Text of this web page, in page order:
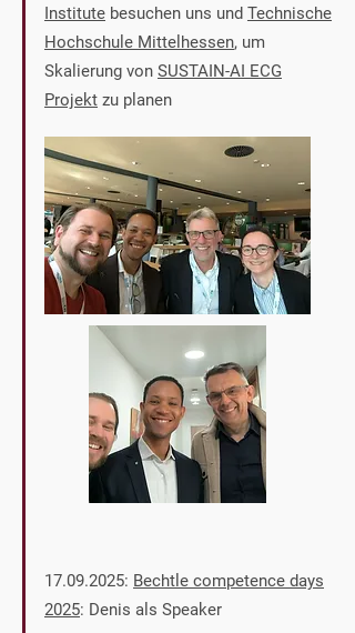
Institute besuchen uns und Technische
Hochschule Mittelhessen, um
Skalierung von SUSTAIN-AI ECG
Projekt zu planen
17.09.2025: Bechtle competence days
2025: Denis als Speaker